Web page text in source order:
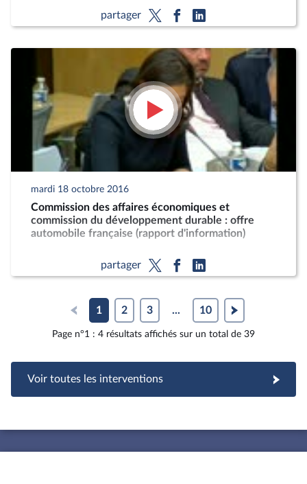
partager
mardi 18 octobre 2016
Commission des affaires économiques et
commission du développement durable : offre
automobile française (rapport d'information)
partager
1 2 3 ... 10
Page n°1 : 4 résultats affichés sur un total de 39
Voir toutes les interventions